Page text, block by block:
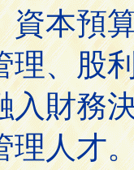
資本預
理、股
入財務
理人才